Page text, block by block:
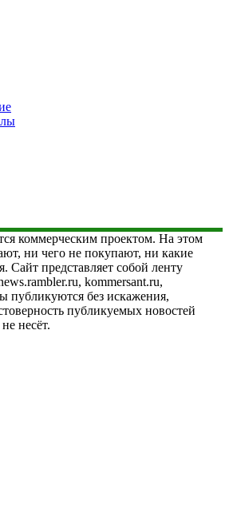
коммерческим проектом. На этом
ни чего не покупают, ни какие
Сайт представляет собой ленту
kommersant.ru,
публикуются без искажения,
публикуемых новостей
несёт.